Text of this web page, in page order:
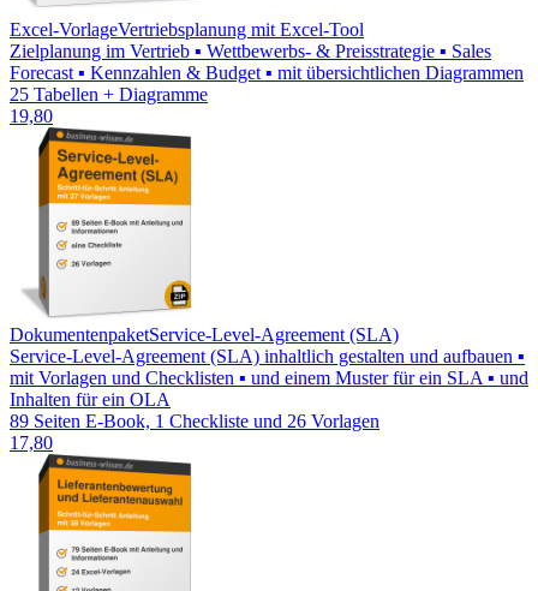
Excel-VorlageVertriebsplanung mit Excel-Tool
Zielplanung im Vertrieb ▪ Wettbewerbs- & Preisstrategie ▪ Sales
Forecast ▪ Kennzahlen & Budget ▪ mit übersichtlichen Diagrammen
25 Tabellen + Diagramme
19,80
DokumentenpaketService-Level-Agreement (SLA)
Service-Level-Agreement (SLA) inhaltlich gestalten und aufbauen ▪
mit Vorlagen und Checklisten ▪ und einem Muster für ein SLA ▪ und
Inhalten für ein OLA
89 Seiten E-Book, 1 Checkliste und 26 Vorlagen
17,80